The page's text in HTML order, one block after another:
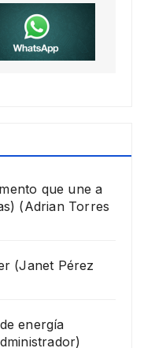
que une a
(Adrian Torres
(Janet Pérez
energía